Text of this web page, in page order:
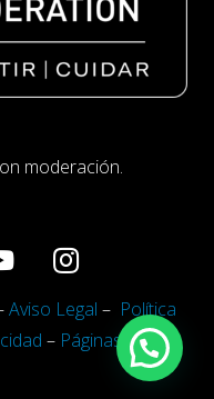
moderación.
Aviso Legal – Política
– Páginas Web